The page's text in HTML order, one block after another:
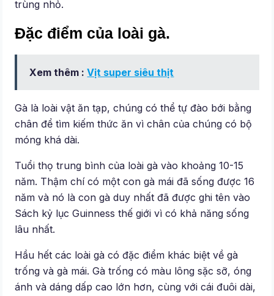
trùng nhỏ.
Đặc điểm của loài gà.
Xem thêm :Vịt super siêu thịt
Gà là loài vật ăn tạp, chúng có thể tự đào bới bằng
chân để tìm kiếm thức ăn vì chân của chúng có bộ
móng khá dài.
Tuổi thọ trung bình của loài gà vào khoảng 10-15
năm. Thậm chí có một con gà mái đã sống được 16
năm và nó là con gà duy nhất đã được ghi tên vào
Sách kỷ lục Guinness thế giới vì có khả năng sống
lâu nhất.
Hầu hết các loài gà có đặc điểm khác biệt về gà
trống và gà mái. Gà trống có màu lông sặc sỡ, óng
ánh và dáng dấp cao lớn hơn, cùng với cái đuôi dài,